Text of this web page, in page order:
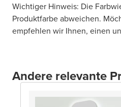
Wichtiger Hinweis: Die
Produktfarbe abweichen.
empfehlen wir Ihnen, einen
Andere relevante